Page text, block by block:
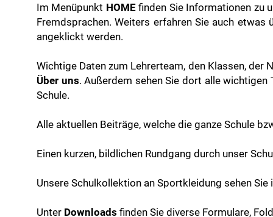
Im Menüpunkt HOMEfinden Sie Informationen zu
Fremdsprachen. Weiters erfahren Sie auch
angeklickt werden.
Wichtige Daten zum Lehrerteam, den Klassen, der
Über uns. Außerdem sehen Sie dort alle
Schule.
Alle aktuellen Beiträge, welche die ganze Schule
Einen kurzen, bildlichen Rundgang durch unser
Unsere Schulkollektion an Sportkleidung sehen
Unter Downloads finden Sie diverse Formulare,